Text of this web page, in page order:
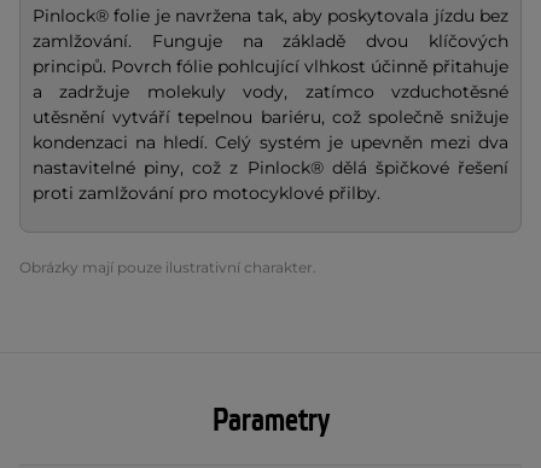
Pinlock® folie je navržena tak, aby poskytovala jízdu bez
zamlžování. Funguje na základě dvou klíčových
principů. Povrch fólie pohlcující vlhkost účinně přitahuje
a zadržuje molekuly vody, zatímco vzduchotěsné
utěsnění vytváří tepelnou bariéru, což společně snižuje
kondenzaci na hledí. Celý systém je upevněn mezi dva
nastavitelné piny, což z Pinlock® dělá špičkové řešení
proti zamlžování pro motocyklové přilby.
Obrázky mají pouze ilustrativní charakter.
Parametry